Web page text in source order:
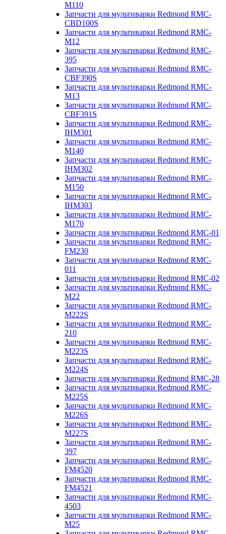
M110
Запчасти для мультиварки Redmond RMC-
CBD100S
Запчасти для мультиварки Redmond RMC-
M12
Запчасти для мультиварки Redmond RMC-
395
Запчасти для мультиварки Redmond RMC-
CBF390S
Запчасти для мультиварки Redmond RMC-
M13
Запчасти для мультиварки Redmond RMC-
CBF391S
Запчасти для мультиварки Redmond RMC-
IHM301
Запчасти для мультиварки Redmond RMC-
M140
Запчасти для мультиварки Redmond RMC-
IHM302
Запчасти для мультиварки Redmond RMC-
M150
Запчасти для мультиварки Redmond RMC-
IHM303
Запчасти для мультиварки Redmond RMC-
M170
Запчасти для мультиварки Redmond RMC-01
Запчасти для мультиварки Redmond RMC-
FM230
Запчасти для мультиварки Redmond RMC-
011
Запчасти для мультиварки Redmond RMC-02
Запчасти для мультиварки Redmond RMC-
M22
Запчасти для мультиварки Redmond RMC-
M222S
Запчасти для мультиварки Redmond RMC-
210
Запчасти для мультиварки Redmond RMC-
M223S
Запчасти для мультиварки Redmond RMC-
M224S
Запчасти для мультиварки Redmond RMC-28
Запчасти для мультиварки Redmond RMC-
M225S
Запчасти для мультиварки Redmond RMC-
M226S
Запчасти для мультиварки Redmond RMC-
M227S
Запчасти для мультиварки Redmond RMC-
397
Запчасти для мультиварки Redmond RMC-
FM4520
Запчасти для мультиварки Redmond RMC-
FM4521
Запчасти для мультиварки Redmond RMC-
4503
Запчасти для мультиварки Redmond RMC-
M25